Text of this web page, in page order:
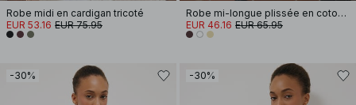
Robe midi en cardigan tricoté
EUR 53.16 EUR 75.95
Robe mi-longue plissée en coton à manches courtes
EUR 46.16 EUR 65.95
-30% -30%